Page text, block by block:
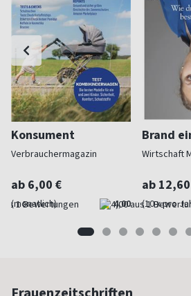
Konsument
Verbrauchermagazin
ab 6,00 €
(monatlich) 4,00
Brand
Wirtschaft
ab
(10 x pro